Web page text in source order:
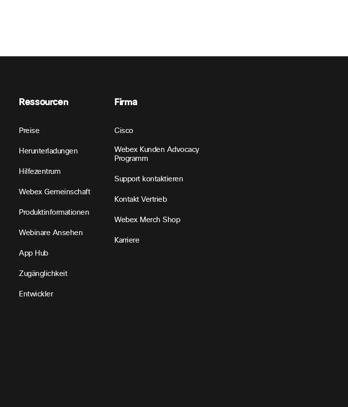
Ressourcen
Preise
Herunterladungen
Hilfezentrum
Webex Gemeinschaft
Produktinformationen
Webinare Ansehen
App Hub
Zugänglichkeit
Entwickler
Firma
Cisco
Webex Kunden Advocacy
Programm
Support kontaktieren
Kontakt Vertrieb
Webex Merch Shop
Karriere